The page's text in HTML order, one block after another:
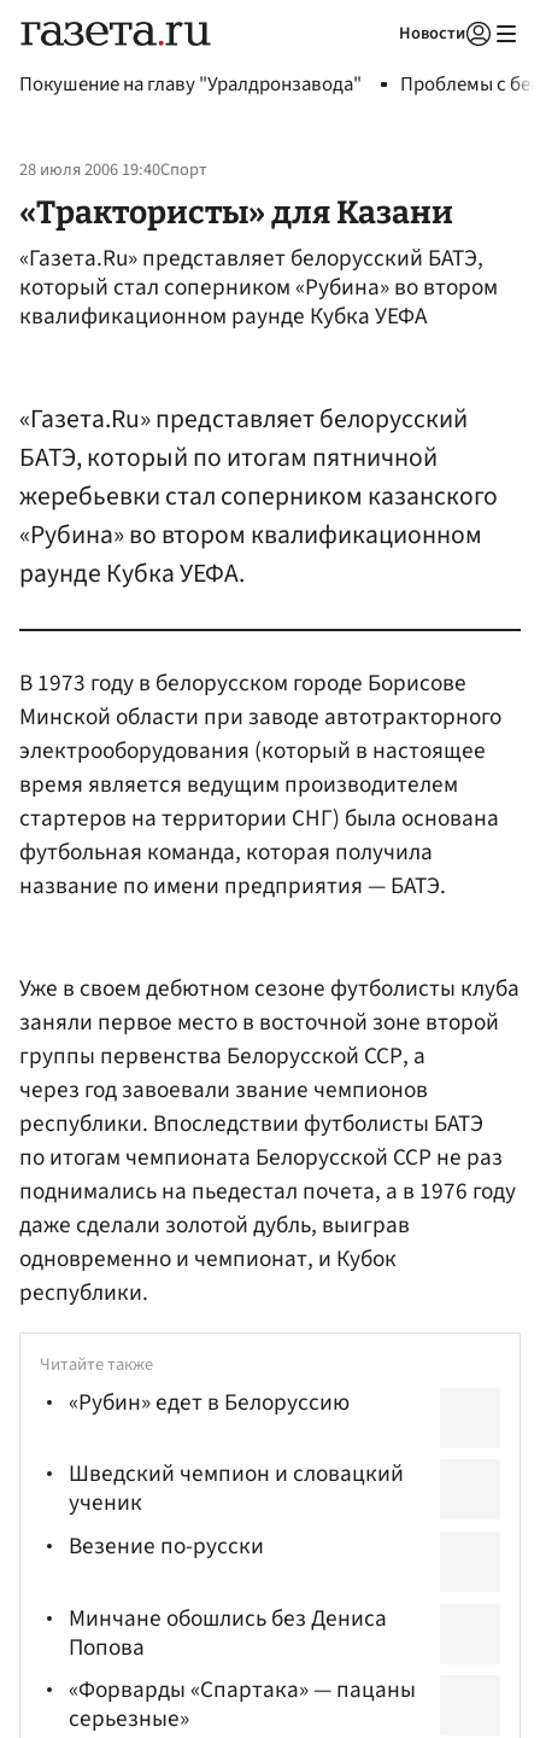
Новости
Покушение на главу "Уралдронзавода" Проблемы с
28 июля 2006 19:40Спорт
«Трактористы» для Казани
«Газета.Ru» представляет белорусский БАТЭ,
который стал соперником «Рубина» во втором
квалификационном раунде Кубка УЕФА
«Газета.Ru» представляет белорусский
БАТЭ, который по итогам пятничной
жеребьевки стал соперником казанского
«Рубина» во втором квалификационном
раунде Кубка УЕФА.
В 1973 году в белорусском городе Борисове
Минской области при заводе автотракторного
электрооборудования (который в настоящее
время является ведущим производителем
стартеров на территории СНГ) была основана
футбольная команда, которая получила
название по имени предприятия — БАТЭ.
Уже в своем дебютном сезоне футболисты клуба
заняли первое место в восточной зоне второй
группы первенства Белорусской ССР, а
через год завоевали звание чемпионов
республики. Впоследствии футболисты БАТЭ
по итогам чемпионата Белорусской ССР не раз
поднимались на пьедестал почета, а в 1976 году
даже сделали золотой дубль, выиграв
одновременно и чемпионат, и Кубок
республики.
Читайте также
«Рубин» едет в Белоруссию
Шведский чемпион и словацкий
ученик
Везение по-русски
Минчане обошлись без Дениса
Попова
«Форварды «Спартака» — пацаны
серьезные»